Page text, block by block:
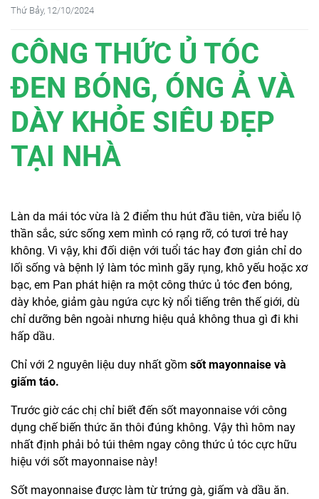
Thứ Bảy, 12/10/2024
CÔNG THỨC Ủ TÓC
ĐEN BÓNG, ÓNG Ả VÀ
DÀY KHỎE SIÊU ĐẸP
TẠI NHÀ
Làn da mái tóc vừa là 2 điểm thu hút đầu tiên, vừa biểu lộ
thần sắc, sức sống xem mình có rạng rỡ, có tươi trẻ hay
không. Vì vậy, khi đối diện với tuổi tác hay đơn giản chỉ do
lối sống và bệnh lý làm tóc mình gãy rụng, khô yếu hoặc xơ
bạc, em Pan phát hiện ra một công thức ủ tóc đen bóng,
dày khỏe, giảm gàu ngứa cực kỳ nổi tiếng trên thế giới, dù
chỉ dưỡng bên ngoài nhưng hiệu quả không thua gì đi khi
hấp dầu.
Chỉ với 2 nguyên liệu duy nhất gồm sốt mayonnaise và
giấm táo.
Trước giờ các chị chỉ biết đến sốt mayonnaise với công
dụng chế biến thức ăn thôi đúng không. Vậy thì hôm nay
nhất định phải bỏ túi thêm ngay công thức ủ tóc cực hữu
hiệu với sốt mayonnaise này!
Sốt mayonnaise được làm từ trứng gà, giấm và dầu ăn.